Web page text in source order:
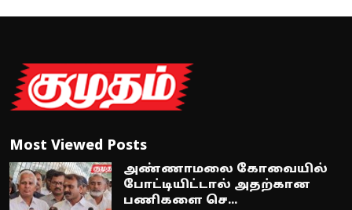
Most Viewed Posts
அண்ணாமலை கோவையில்
போட்டியிட்டால் அதற்கான
பணிகளை செ...